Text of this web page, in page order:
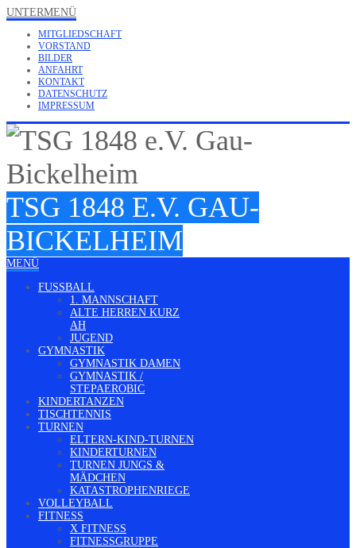
UNTERMENÜ
MITGLIEDSCHAFT
VORSTAND
BILDER
ANFAHRT
KONTAKT
DATENSCHUTZ
IMPRESSUM
TSG 1848 E.V. GAU-
BICKELHEIM
MENÜ
FUSSBALL
1. MANNSCHAFT
ALTE HERREN KURZ
AH
JUGEND
GYMNASTIK
GYMNASTIK DAMEN
GYMNASTIK /
STEPAEROBIC
KINDERTANZEN
TISCHTENNIS
TURNEN
ELTERN-KIND-TURNEN
KINDERTURNEN
TURNEN JUNGS &
MÄDCHEN
KATASTROPHENRIEGE
VOLLEYBALL
FITNESS
X FITNESS
FITNESSGRUPPE